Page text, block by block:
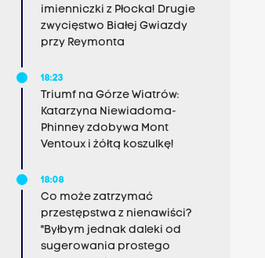
imienniczki z Płocka! Drugie
zwycięstwo Białej Gwiazdy
przy Reymonta
18:23
Triumf na Górze Wiatrów:
Katarzyna Niewiadoma-
Phinney zdobywa Mont
Ventoux i żółtą koszulkę!
18:08
Co może zatrzymać
przestępstwa z nienawiści?
"Byłbym jednak daleki od
sugerowania prostego